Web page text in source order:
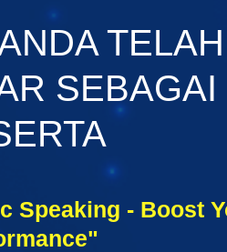
TELAH
SEBAGAI
Speaking - Boost